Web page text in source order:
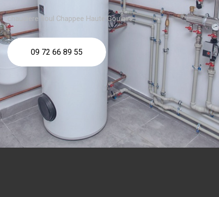
chaudière fioul Chappee Haute Goulaine
09 72 66 89 55